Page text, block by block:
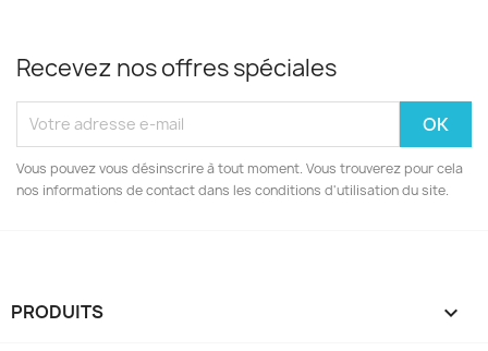
Recevez nos offres spéciales
Vous pouvez vous désinscrire à tout moment. Vous trouverez pour cela
nos informations de contact dans les conditions d'utilisation du site.
PRODUITS 